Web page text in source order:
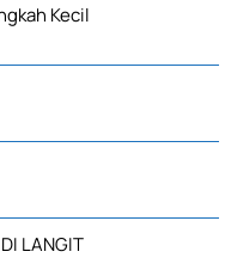
Kecil
LANGIT